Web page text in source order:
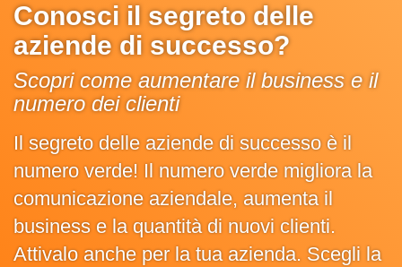
Conosci il segreto delle
aziende di successo?
Scopri come aumentare il business e il
numero dei clienti
Il segreto delle aziende di successo è il
numero verde! Il numero verde migliora la
comunicazione aziendale, aumenta il
business e la quantità di nuovi clienti.
Attivalo anche per la tua azienda. Scegli la